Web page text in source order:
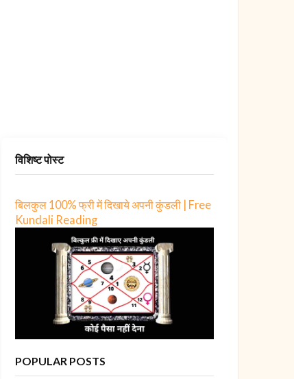
विशिष्ट पोस्ट
बिलकुल 100% फ्री में दिखाये अपनी कुंडली | Free
Kundali Reading
POPULAR POSTS